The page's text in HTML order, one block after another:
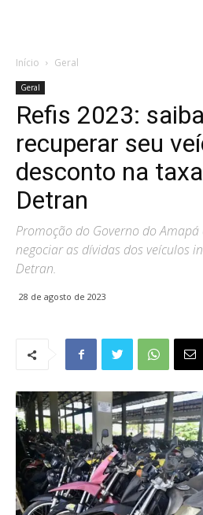
Início Geral
Geral
Refis 2023:
recuperar seu
desconto na
Detran
Promoção do Governo do
negociar as dívidas dos veículos
Detran.
28 de agosto de 2023